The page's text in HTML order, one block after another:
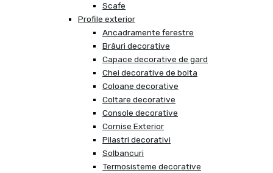
Scafe
Profile exterior
Ancadramente ferestre
Brâuri decorative
Capace decorative de gard
Chei decorative de bolta
Coloane decorative
Coltare decorative
Console decorative
Cornise Exterior
Pilastri decorativi
Solbancuri
Termosisteme decorative